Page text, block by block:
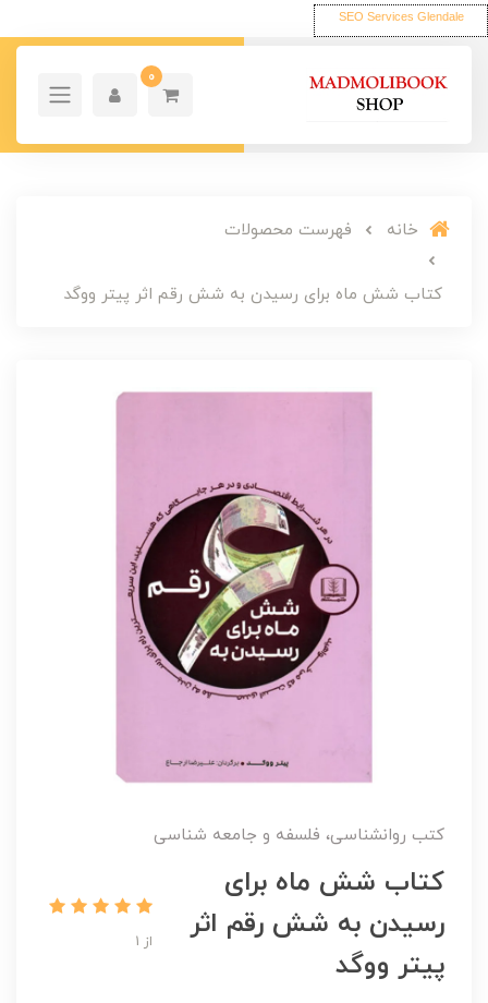
SEO Services Glendale
0
خانه فهرست محصولات
کتاب شش ماه برای رسیدن به شش رقم اثر پیتر ووگد
کتب روانشناسی، فلسفه و جامعه شناسی
کتاب شش ماه برای
رسیدن به شش رقم اثر
پیتر ووگد
از 1